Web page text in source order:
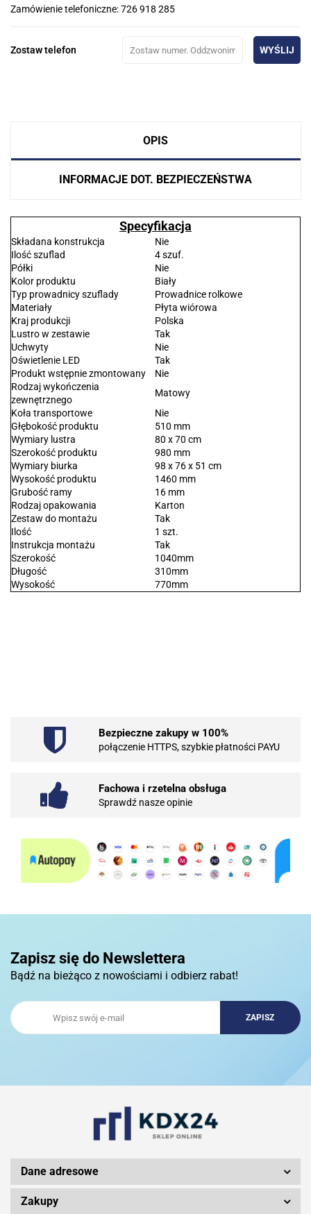
Zamówienie telefoniczne: 726 918 285
Zostaw telefon WYŚLIJ
OPIS
INFORMACJE DOT. BEZPIECZEŃSTWA
Specyfikacja
Składana konstrukcja
Nie
Ilość szuflad
4 szuf.
Półki
Nie
Kolor produktu
Biały
Typ prowadnicy szuflady
Prowadnice rolkowe
Materiały
Płyta wiórowa
Kraj produkcji
Polska
Lustro w zestawie
Tak
Uchwyty
Nie
Oświetlenie LED
Tak
Produkt wstępnie zmontowany
Nie
Rodzaj wykończenia
zewnętrznego
Matowy
Koła transportowe
Nie
Głębokość produktu
510 mm
Wymiary lustra
80 x 70 cm
Szerokość produktu
980 mm
Wymiary biurka
98 x 76 x 51 cm
Wysokość produktu
1460 mm
Grubość ramy
16 mm
Rodzaj opakowania
Karton
Zestaw do montażu
Tak
Ilość
1 szt.
Instrukcja montażu
Tak
Szerokość
1040mm
Długość
310mm
Wysokość
770mm
101 INC
3Doodler
Bezpieczne zakupy w 100%
połączenie HTTPS, szybkie płatności PAYU
Fachowa i rzetelna obsługa
Sprawdź nasze opinie
Zapisz się do Newslettera
Bądź na bieżąco z nowościami i odbierz rabat!
Dane adresowe
Zakupy